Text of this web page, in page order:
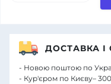
ДОСТАВКА І
- Новою поштою по
- Кур'єром по Києву–